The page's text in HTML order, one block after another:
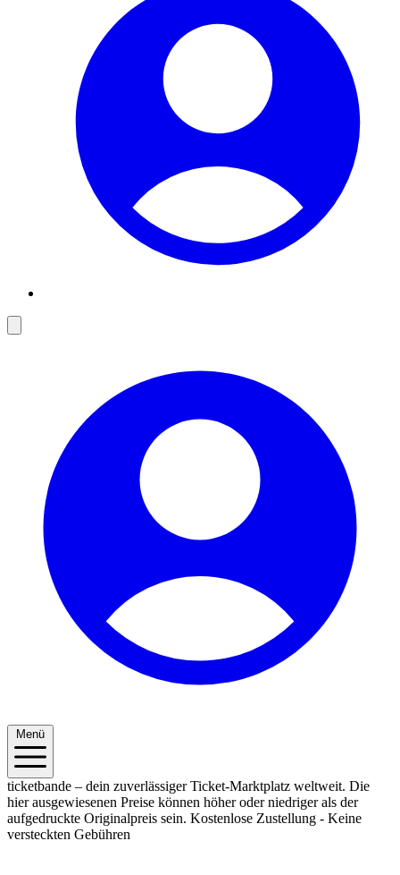
Menü
ticketbande – dein zuverlässiger Ticket-Marktplatz weltweit. Die
hier ausgewiesenen Preise können höher oder niedriger als der
aufgedruckte Originalpreis sein. Kostenlose Zustellung - Keine
versteckten Gebühren